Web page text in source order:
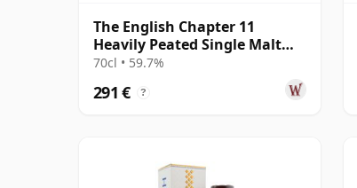
The English Chapter 11
Heavily Peated Single Malt
2008 3 años
70cl • 59.7%
291 € ?